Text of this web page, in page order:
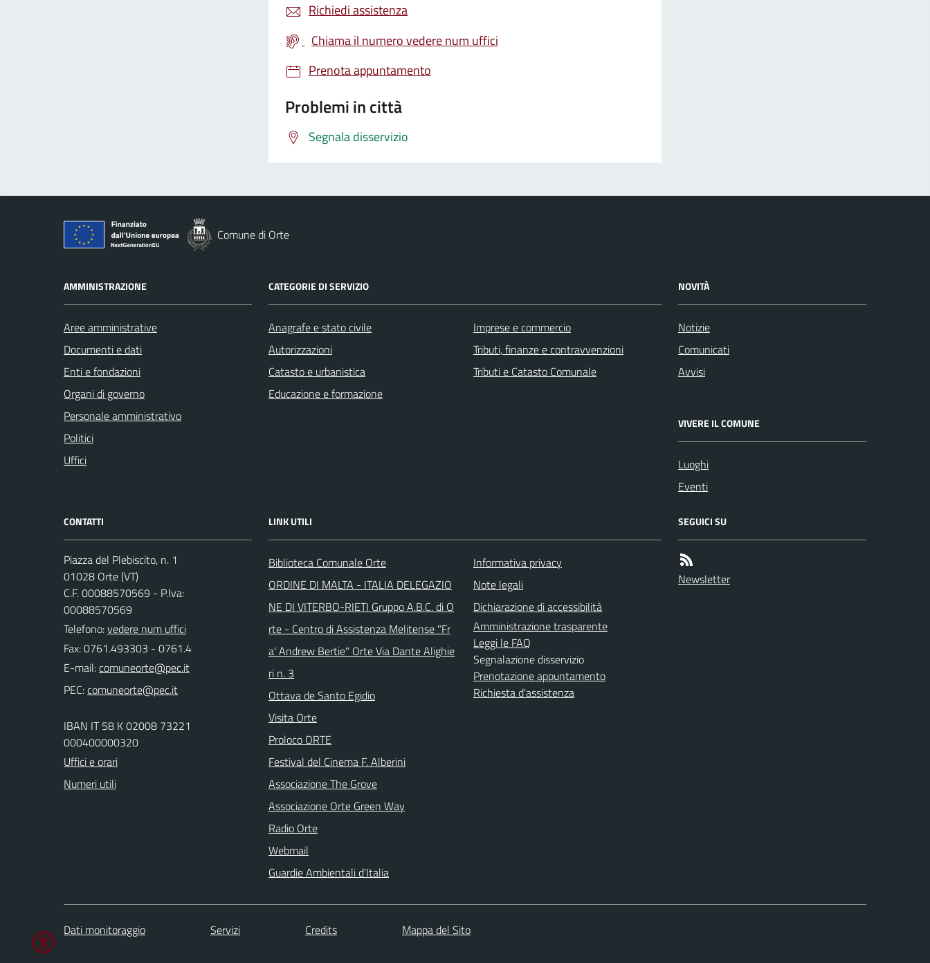
Richiedi assistenza
Chiama il numero vedere num uffici
Prenota appuntamento
Problemi in città
Segnala disservizio
Comune di Orte
AMMINISTRAZIONE
Aree amministrative
Documenti e dati
Enti e fondazioni
Organi di governo
Personale amministrativo
Politici
Uffici
CATEGORIE DI SERVIZIO
Anagrafe e stato civile
Autorizzazioni
Catasto e urbanistica
Educazione e formazione
Imprese e commercio
Tributi, finanze e contravvenzioni
Tributi e Catasto Comunale
NOVITÀ
Notizie
Comunicati
Avvisi
VIVERE IL COMUNE
Luoghi
Eventi
CONTATTI
Piazza del Plebiscito, n. 1
01028 Orte (VT)
C.F. 00088570569 - P.Iva:
00088570569
Telefono:vedere num uffici
Fax: 0761.493303 - 0761.4
E-mail:
PEC:
IBAN IT 58 K 02008 73221
000400000320
Uffici e orari
Numeri utili
LINK UTILI
Biblioteca Comunale Orte
ORDINE DI MALTA - ITALIA DELEGAZIO
NE DI VITERBO-RIETI Gruppo A.B.C. di O
rte - Centro di Assistenza Melitense "Fr
a' Andrew Bertie" Orte Via Dante Alighie
ri n. 3
Ottava de Santo Egidio
Visita Orte
Proloco ORTE
Festival del Cinema F. Alberini
Associazione The Grove
Associazione Orte Green Way
Radio Orte
Webmail
Guardie Ambientali d'Italia
Informativa privacy
Note legali
Dichiarazione di accessibilità
Amministrazione trasparente
Leggi le FAQ
Segnalazione disservizio
Prenotazione appuntamento
Richiesta d'assistenza
SEGUICI SU
Newsletter
Dati monitoraggio Servizi Credits Mappa del Sito